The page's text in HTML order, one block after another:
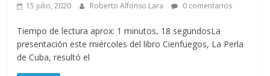
15 julio, 2020 Roberto Alfonso Lara 0 comentarios
Tiempo de lectura aprox: 1 minutos, 18 segundosLa
presentación este miércoles del libro Cienfuegos, La Perla
de Cuba, resultó el